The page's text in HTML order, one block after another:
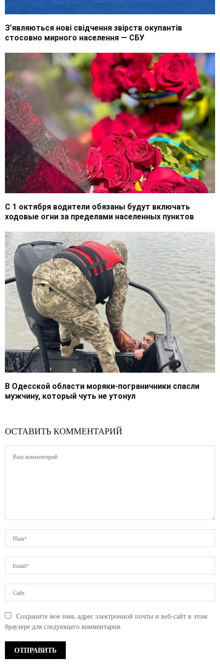
З’являються нові свідчення звірств окупантів
стосовно мирного населення — СБУ
С 1 октября водители обязаны будут включать
ходовые огни за пределами населенных пунктов
В Одесской области моряки-пограничники спасли
мужчину, который чуть не утонул
ОСТАВИТЬ КОММЕНТАРИЙ
Сохраните мое имя, адрес электронной почты и веб-сайт в этом
браузере для следующего комментария.